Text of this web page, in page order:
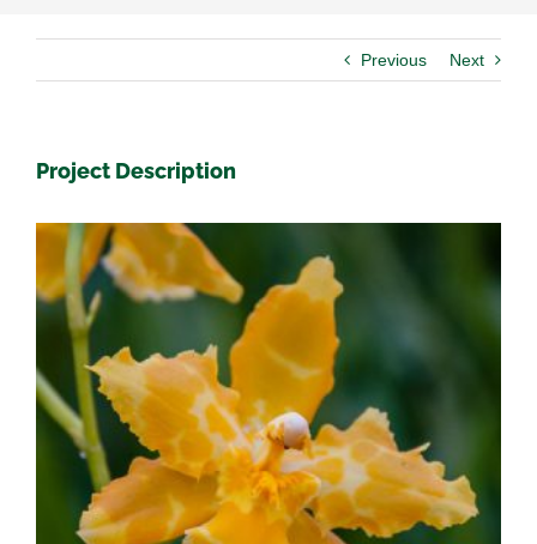
Previous Next
Project Description